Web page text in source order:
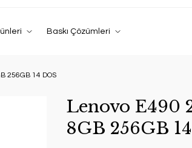
Baskı Çözümleri
256GB 14 DOS
Lenovo E490
8GB 256GB